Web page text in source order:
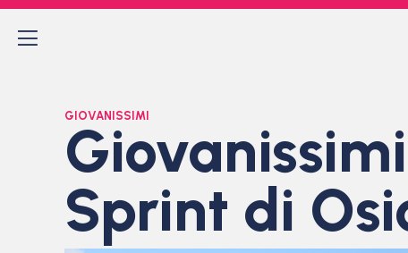
GIOVANISSIMI
Sprint di